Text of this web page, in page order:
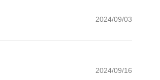
2024/09/03
2024/09/16